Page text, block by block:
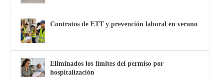
Contratos de ETT y prevención laboral en verano
Eliminados los límites del permiso por
hospitalización